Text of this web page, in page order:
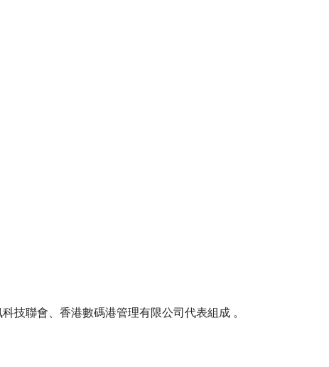
技聯會、香港數碼港管理有限公司代表組成 。